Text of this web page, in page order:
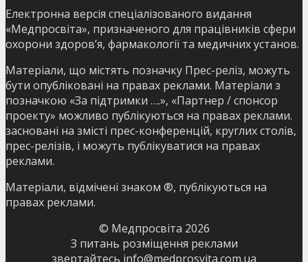
Електронна версія спеціалізованого видання
«Медпросвіта», призначеного для працівників сфери
охорони здоров’я, фармакології та медичних установ.
Матеріали, що містять позначку Прес-реліз, можуть
бути опубліковані на правах реклами. Матеріали з
позначкою «За підтримки ….», «Партнер / спонсор
проекту» можливо публікуються на правах реклами.
засновані на змісті прес-конференцій, круглих столів,
прес-релізів, і можуть публікуватися на правах
реклами.
Матеріали, відмічені знаком ®, публікуються на
правах реклами.
© Медпросвіта 2026
З питань розміщення реклами
звертайтесь info@medprosvita.com.ua